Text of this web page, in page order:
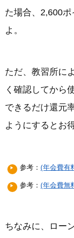
た場合、2,600
よ。
ただ、教習所に
く確認してから
できるだけ還元
ようにするとお
参考： (年会費有
参考： (年会費無
ちなみに、ロー